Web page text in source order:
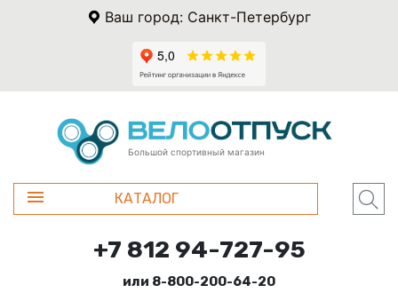
Ваш город: Санкт-Петербург
Большой спортивный магазин
КАТАЛОГ
+7 812 94-727-95
или 8-800-200-64-20